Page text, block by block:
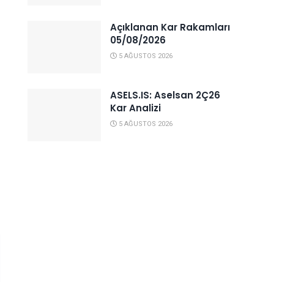
Açıklanan Kar Rakamları
05/08/2026
5 AĞUSTOS 2026
ASELS.IS: Aselsan 2Ç26
Kar Analizi
5 AĞUSTOS 2026